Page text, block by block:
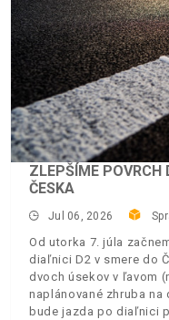
ZLEPŠÍME POVRCH
ČESKA
Jul 06, 2026
Od utorka 7. júla
diaľnici D2 v smere do
dvoch úsekov v ľavom
naplánované zhruba na
bude jazda po diaľnici